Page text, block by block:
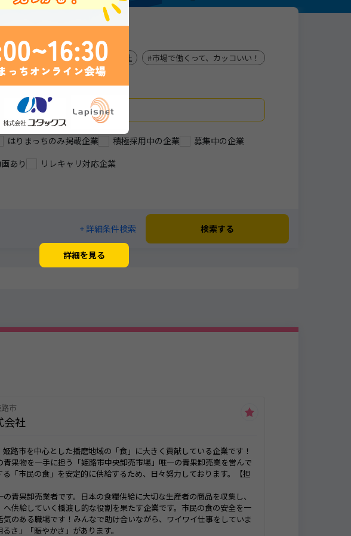
スの教習所 サービス 商社
市場で働くって、カッコいい！
はりまっちのみ掲載企業 積極採用中の企業
募集中の企業
あり
リレキャリ対応企業
検索する
+ 詳細条件検索
市
会社
路市を中心とした播磨地域の「食」に大きく貢献している企業です！
果物を一手に担う「姫路市中央卸売市場」唯一の青果卸売業を営んで
「市民の食」を安定的に供給するため、日々努力しております。【担
青果卸売業者です。日本の食糧供給に大切な生産者の商品を収集し、
供給していく橋渡し的な役割を果たす企業です。市民の食の安全を一
のある職場です！みんなで助け合いながら、ワイワイ仕事をしていま
さ」「賑やかさ」があります。
詳細を見る